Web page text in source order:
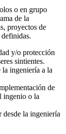
o en grupo
de la
proyectos de
y/o protección
sintientes.
la ingeniería a la
de
ingenio o la
la ingeniería